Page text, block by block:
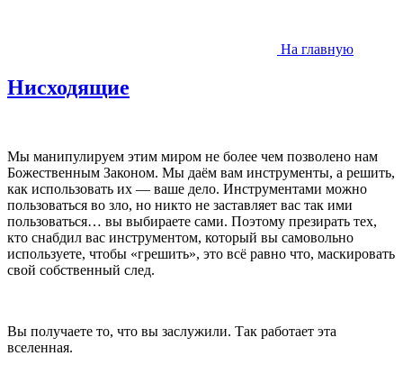
На главную
Нисходящие
Мы манипулируем этим миром не более чем позволено нам
Божественным Законом. Мы даём вам инструменты, а решить,
как использовать их — ваше дело. Инструментами можно
пользоваться во зло, но никто не заставляет вас так ими
пользоваться… вы выбираете сами. Поэтому презирать тех,
кто снабдил вас инструментом, который вы самовольно
используете, чтобы «грешить», это всё равно что, маскировать
свой собственный след.
Вы получаете то, что вы заслужили. Так работает эта
вселенная.